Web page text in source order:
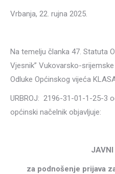
Vrbanja, 22. rujna 2025.
Na temelju članka 47. Statuta
Vjesnik” Vukovarsko-
Odluke Općinskog vijeća
URBROJ: 2196-31-01-1-25-3
općinski načelnik objavljuje:
za podnošenje prijava